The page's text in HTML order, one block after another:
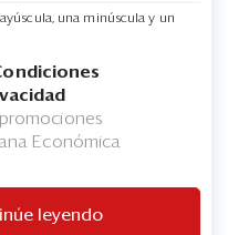
una minúscula y un
Económica
leyendo